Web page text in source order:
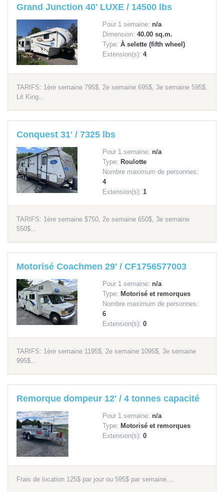
Grand Junction 40' LUXE / 14500 lbs
Pour 1 semaine: n/a
Dimension: 40.00 sq.m.
Type: À selette (fifth wheel)
Extension(s): 4
TARIFS: 1ère semaine 795$, 2e semaine 695$, 3e semaine 595$.
Lit King...
Conquest 31' / 7325 lbs
Pour 1 semaine: n/a
Type: Roulotte
Nombre maximum de personnes:
4
Extension(s): 1
TARIFS: 1ère semaine $750, 2e semaine 650$, 3e semaine
550$...
Motorisé Coachmen 29' / CF1756577003
Pour 1 semaine: n/a
Type: Motorisé et remorques
Nombre maximum de personnes:
6
Extension(s): 0
TARIFS: 1ère semaine 1195$, 2e semaine 1095$, 3e semaine
995$...
Remorque dompeur 12' / 4 tonnes capacité
Pour 1 semaine: n/a
Type: Motorisé et remorques
Extension(s): 0
Frais de location 125$ par jour ou 595$ par semaine....